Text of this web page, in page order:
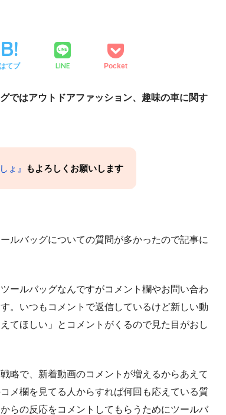
てブ LINE Pocket
ではアウトドアファッション、趣味の車に関す
ょ』 もよろしくお願いします
ルバッグについての質問が多かったので記事に
ールバッグなんですがコメント欄やお問い合わ
。いつもコメントで返信しているけど新しい動
てほしい」とコメントがくるので見た目がおし
略で、新着動画のコメントが増えるからあえて
メ欄を見てる人からすれば何回も応えている質
らの反応をコメントしてもらうためにツールバ